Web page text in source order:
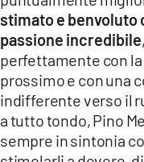
LACONAIR.IT
LACITYMAG.IT
ILREGGINO.IT
COSENZACHANNEL.IT
stimato e benvoluto
passione incredibile
perfettamente con
prossimo e con una
indifferente verso il
a tutto tondo, Pino
sempre in sintonia